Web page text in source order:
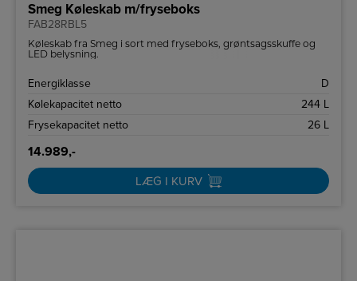
Smeg Køleskab m/fryseboks
FAB28RBL5
Køleskab fra Smeg i sort med fryseboks, grøntsagsskuffe og
LED belysning.
Energiklasse
D
Kølekapacitet netto
244 L
Frysekapacitet netto
26 L
14.989,-
LÆG I KURV